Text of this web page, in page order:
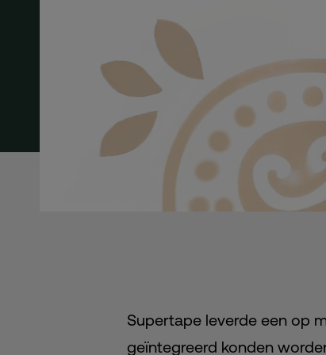
Supertape leverde een op
geïntegreerd konden